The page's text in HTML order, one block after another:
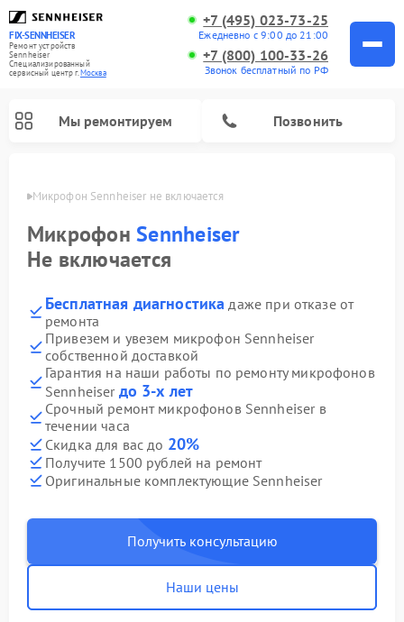
FIX-SENNHEISER
Ремонт устройств
Sennheiser
Специализированный
cервисный центр г.Москва
+7 (495) 023-73-25
Ежедневно с 9:00 до 21:00
+7 (800) 100-33-26
Звонок бесплатный по РФ
Мы ремонтируем Позвонить
Микрофон Sennheiser не включается
МикрофонSennheiser
Не включается
Бесплатная диагностика даже при отказе от
ремонта
Привезем и увезем микрофон Sennheiser
собственной доставкой
Гарантия на наши работы по ремонту микрофонов
Sennheiser до 3-х лет
Срочный ремонт микрофонов Sennheiser в
течении часа
Скидка для вас до 20%
Получите 1500 рублей на ремонт
Оригинальные комплектующие Sennheiser
Получить консультацию
Наши цены